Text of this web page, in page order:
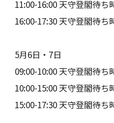
11:00-16:00 天守登閣待ち
16:00-17:30 天守登閣待ち
5月6日・7日
09:00-10:00 天守登閣待ち
10:00-15:00 天守登閣待ち
15:00-17:30 天守登閣待ち